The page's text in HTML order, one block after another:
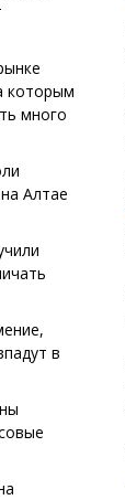
которым
много
Алтае
в